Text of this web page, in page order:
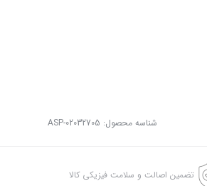
شناسه محصول: ASP-02032705
تضمین اصالت و سلامت فیزیکی کالا